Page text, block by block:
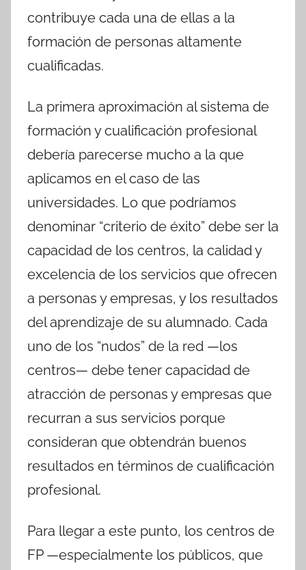
contribuye cada una de ellas a la
formación de personas altamente
cualificadas.
La primera aproximación al sistema de
formación y cualificación profesional
debería parecerse mucho a la que
aplicamos en el caso de las
universidades. Lo que podríamos
denominar “criterio de éxito” debe ser la
capacidad de los centros, la calidad y
excelencia de los servicios que ofrecen
a personas y empresas, y los resultados
del aprendizaje de su alumnado. Cada
uno de los “nudos” de la red —los
centros— debe tener capacidad de
atracción de personas y empresas que
recurran a sus servicios porque
consideran que obtendrán buenos
resultados en términos de cualificación
profesional.
Para llegar a este punto, los centros de
FP —especialmente los públicos, que